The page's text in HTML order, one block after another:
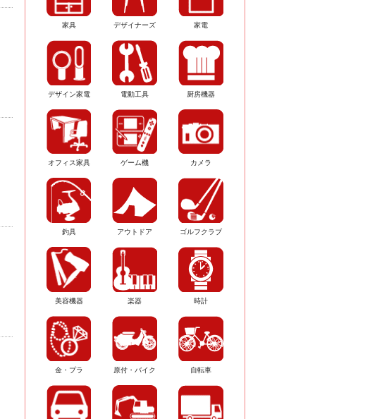
家具 デザイナーズ 家電
デザイン家電 電動工具 厨房機器
オフィス家具 ゲーム機 カメラ
釣具 アウトドア ゴルフクラブ
美容機器 楽器 時計
金・プラ 原付・バイク 自転車